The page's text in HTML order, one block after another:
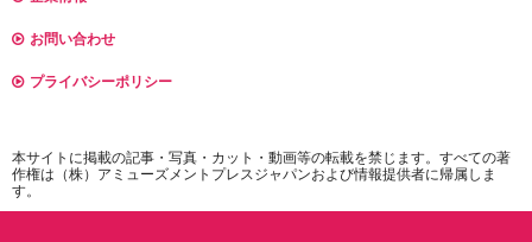
お問い合わせ
プライバシーポリシー
本サイトに掲載の記事・写真・カット・動画等の転載を禁じます。すべての著
作権は（株）アミューズメントプレスジャパンおよび情報提供者に帰属しま
す。